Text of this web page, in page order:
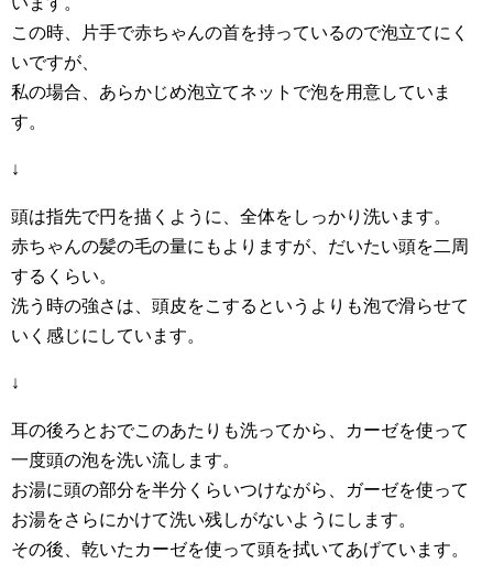
この時、片手で赤ちゃんの首を持っているので泡立てにく
いですが、
私の場合、あらかじめ泡立てネットで泡を用意していま
す。
↓
頭は指先で円を描くように、全体をしっかり洗います。
赤ちゃんの髪の毛の量にもよりますが、だいたい頭を二周
するくらい。
洗う時の強さは、頭皮をこするというよりも泡で滑らせて
いく感じにしています。
↓
耳の後ろとおでこのあたりも洗ってから、カーゼを使って
一度頭の泡を洗い流します。
お湯に頭の部分を半分くらいつけながら、ガーゼを使って
お湯をさらにかけて洗い残しがないようにします。
その後、乾いたカーゼを使って頭を拭いてあげています。